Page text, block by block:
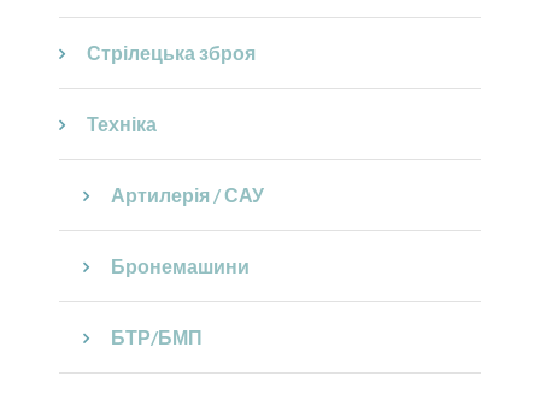
Стрілецька зброя
Техніка
Артилерія / САУ
Бронемашини
БТР/БМП